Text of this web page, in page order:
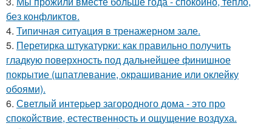
без конфликтов.
4. Типичная ситуация в тренажерном зале.
5. Перетирка штукатурки: как правильно получить
гладкую поверхность под дальнейшее финишное
покрытие (шпатлевание, окрашивание или оклейку
обоями).
6. Светлый интерьер загородного дома - это про
спокойствие, естественность и ощущение воздуха.